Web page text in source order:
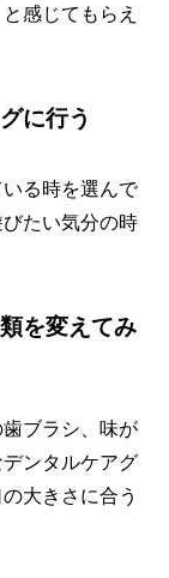
感じてもらえ
に行う
る時を選んで
たい気分の時
を変えてみ
ブラシ、味が
ンタルケアグ
大きさに合う